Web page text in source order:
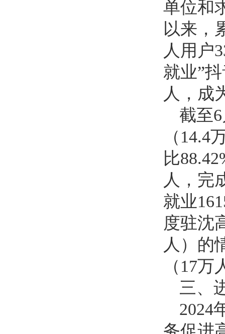
单位和
以来，
人用户
就业”
人，成
截至
（
比
人，完
就业
度驻沈
人）的
（17
三、
2024